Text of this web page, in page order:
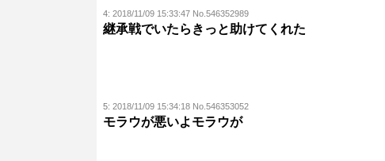
4: 2018/11/09 15:33:47 No.546352989
継承戦でいたらきっと助けてくれた
5: 2018/11/09 15:34:18 No.546353052
モラウが悪いよモラウが